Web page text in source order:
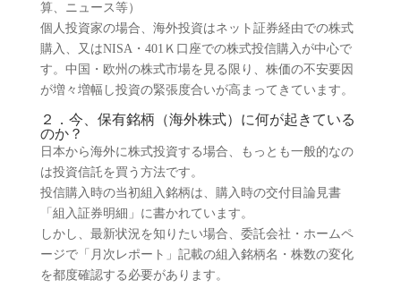
算、ニュース等）
個人投資家の場合、海外投資はネット証券経由での株式
購入、又はNISA・401Ｋ口座での株式投信購入が中心で
す。中国・欧州の株式市場を見る限り、株価の不安要因
が増々増幅し投資の緊張度合いが高まってきています。
２．今、保有銘柄（海外株式）に何が起きている
のか？
日本から海外に株式投資する場合、もっとも一般的なの
は投資信託を買う方法です。
投信購入時の当初組入銘柄は、購入時の交付目論見書
「組入証券明細」に書かれています。
しかし、最新状況を知りたい場合、委託会社・ホームペ
ージで「月次レポート」記載の組入銘柄名・株数の変化
を都度確認する必要があります。